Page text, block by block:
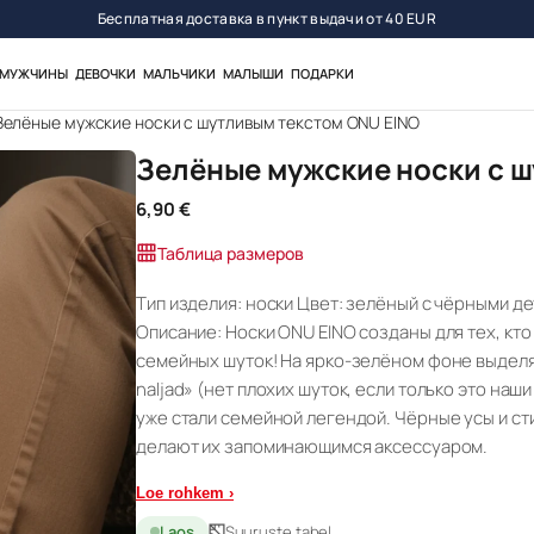
Бесплатная доставка в пункт выдачи от 40 EUR
МУЖЧИНЫ ДЕВОЧКИ МАЛЬЧИКИ МАЛЫШИ ПОДАРКИ
мужские носки с шутливым текстом ONU EINO
Зелёные мужские носки с
6,90€
Таблица размеров
Тип изделия: носки Цвет: зелёный с чёрными
Описание: Носки ONU EINO созданы для тех,
семейных шуток! На ярко-зелёном фоне
naljad» (нет плохих шуток, если только это
уже стали семейной легендой. Чёрные усы и
делают их запоминающимся аксессуаром.
Loe rohkem ›